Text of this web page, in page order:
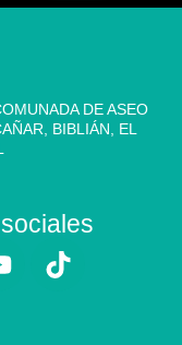
DE ASEO
BIBLIÁN, EL